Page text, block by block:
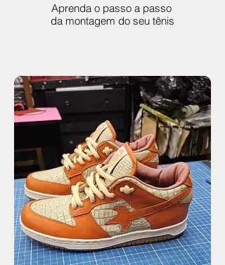
Aprenda o passo a passo
da montagem do seu tênis